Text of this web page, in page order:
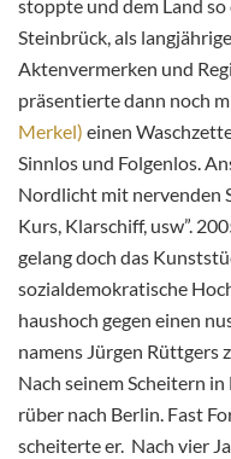
stoppte und dem Land
Steinbrück, als
Aktenvermerken und
präsentierte dann noch
Merkel) einen
Sinnlos und Folgenlos.
Nordlicht mit nervenden
Kurs, Klarschiff, usw”.
gelang doch das
sozialdemokratische
haushoch gegen einen
namens Jürgen Rüttgers
Nach seinem Scheitern
rüber nach Berlin. Fast
scheiterte er. Nach vier